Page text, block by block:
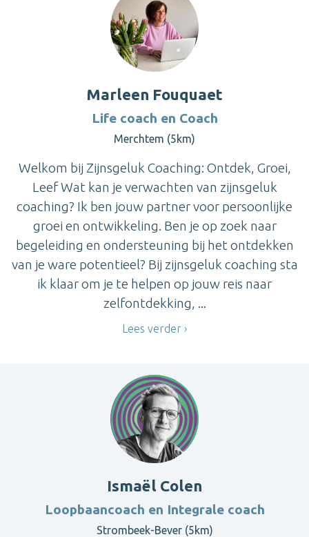
Marleen Fouquaet
Life coach en Coach
Merchtem (5km)
Welkom bij Zijnsgeluk Coaching: Ontdek, Groei,
Leef Wat kan je verwachten van zijnsgeluk
coaching? Ik ben jouw partner voor persoonlijke
groei en ontwikkeling. Ben je op zoek naar
begeleiding en ondersteuning bij het ontdekken
van je ware potentieel? Bij zijnsgeluk coaching sta
ik klaar om je te helpen op jouw reis naar
zelfontdekking, ...
Lees verder
Ismaël Colen
Loopbaancoach en Integrale coach
Strombeek-Bever (5km)